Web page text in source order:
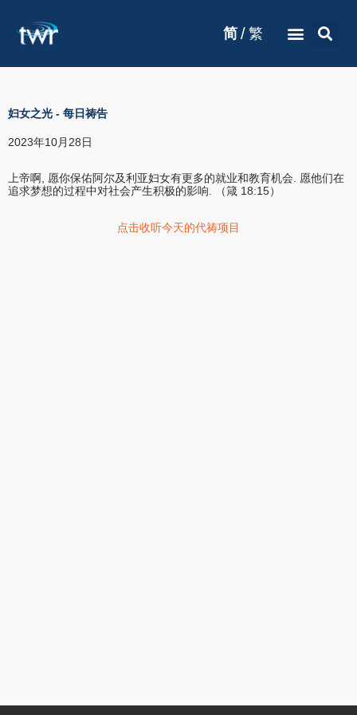
简 / 繁
妇女之光 - 每日祷告
2023年10月28日
上帝啊, 愿你保佑阿尔及利亚妇女有更多的就业和教育机会. 愿他们在
追求梦想的过程中对社会产生积极的影响. （箴 18:15）
点击收听今天的代祷项目